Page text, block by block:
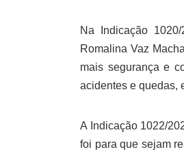
Na Indicação
Romalina Vaz
mais segurança e
acidentes e quedas,
A Indicação 1022/
foi para que sejam